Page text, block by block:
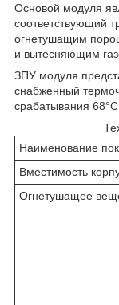
Основой модуля
соответствующий
огнетушащим
и вытесняющим
ЗПУ модуля
снабженный
срабатывания 68°С.
Наименование
Вместимость
Огнетушащее